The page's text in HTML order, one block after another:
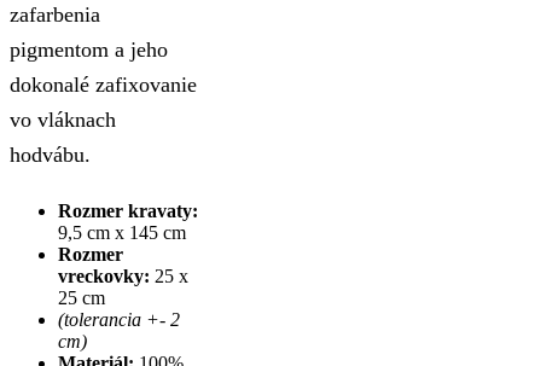
zafarbenia
pigmentom a jeho
dokonalé zafixovanie
vo vláknach
hodvábu.
Rozmer kravaty:
9,5 cm x 145 cm
Rozmer
vreckovky: 25 x
25 cm
(tolerancia +- 2
cm)